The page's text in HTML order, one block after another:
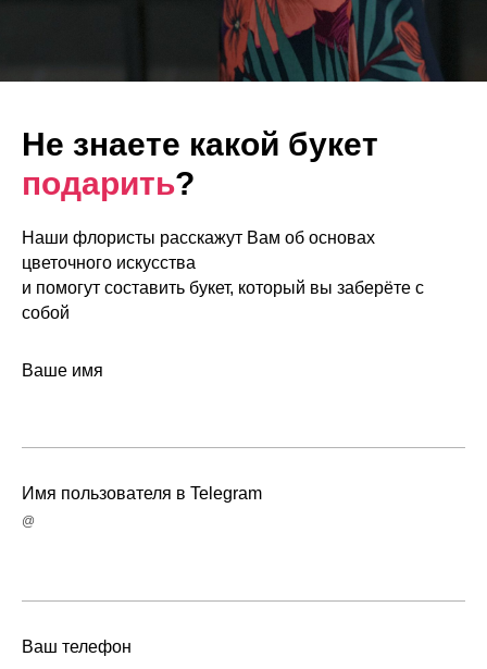
Не знаете какой букет
подарить?
Наши флористы расскажут Вам об основах
цветочного искусства
и помогут составить букет, который вы заберёте с
собой
Ваше имя
Имя пользователя в Telegram
@
Ваш телефон